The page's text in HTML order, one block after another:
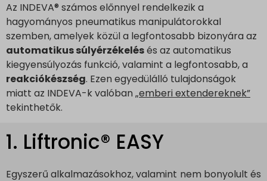
Az INDEVA® számos előnnyel rendelkezik a
hagyományos pneumatikus manipulátorokkal
szemben, amelyek közül a legfontosabb bizonyára az
automatikus súlyérzékelésés az automatikus
kiegyensúlyozás funkció, valamint a legfontosabb, a
reakciókészség. Ezen egyedülálló tulajdonságok
miatt az INDEVA-k valóban „emberi extendereknek”
tekinthetők.
1. Liftronic® EASY
Egyszerű alkalmazásokhoz, valamint nem bonyolult és